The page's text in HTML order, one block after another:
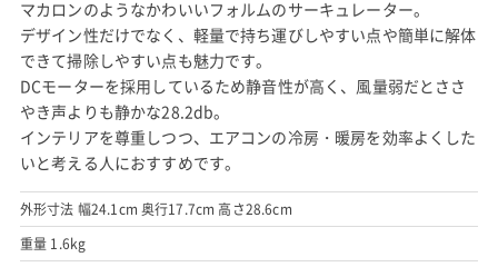
マカロンのようなかわいいフォルムのサーキュレーター。
デザイン性だけでなく、軽量で持ち運びしやすい点や簡単に解体
できて掃除しやすい点も魅力です。
DCモーターを採用しているため静音性が高く、風量弱だとささ
やき声よりも静かな28.2db。
インテリアを尊重しつつ、エアコンの冷房・暖房を効率よくした
いと考える人におすすめです。
外形寸法 幅24.1cm 奥行17.7cm 高さ28.6cm
重量 1.6kg